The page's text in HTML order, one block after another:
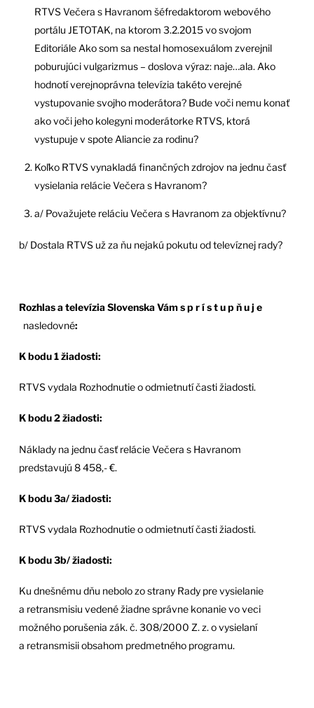
RTVS Večera s Havranom šéfredaktorom webového
portálu JETOTAK, na ktorom 3.2.2015 vo svojom
Editoriále Ako som sa nestal homosexuálom zverejnil
poburujúci vulgarizmus – doslova výraz: naje…ala. Ako
hodnotí verejnoprávna televízia takéto verejné
vystupovanie svojho moderátora? Bude voči nemu konať
ako voči jeho kolegyni moderátorke RTVS, ktorá
vystupuje v spote Aliancie za rodinu?
Koľko RTVS vynakladá finančných zdrojov na jednu časť
vysielania relácie Večera s Havranom?
a/ Považujete reláciu Večera s Havranom za objektívnu?
b/ Dostala RTVS už za ňu nejakú pokutu od televíznej rady?
Rozhlas a televízia Slovenska Váms p r í s t u p ň u j e
nasledovné:
K bodu 1 žiadosti:
RTVS vydala Rozhodnutie o odmietnutí časti žiadosti.
K bodu 2 žiadosti:
Náklady na jednu časť relácie Večera s Havranom
predstavujú 8 458,- €.
K bodu 3a/ žiadosti:
RTVS vydala Rozhodnutie o odmietnutí časti žiadosti.
K bodu 3b/ žiadosti:
Ku dnešnému dňu nebolo zo strany Rady pre vysielanie
a retransmisiu vedené žiadne správne konanie vo veci
možného porušenia zák. č. 308/2000 Z. z. o vysielaní
a retransmisii obsahom predmetného programu.